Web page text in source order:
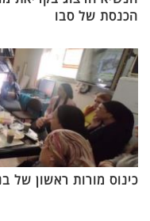
הכנסת של סבו
כינוס מורות ראשון של